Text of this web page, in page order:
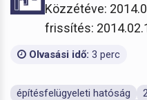
Közzétéve:
frissítés:
Olvasási idő: 3 perc
építésfelügyeleti hatóság